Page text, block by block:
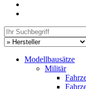
Modellbausätze
Militär